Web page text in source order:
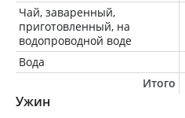
Чай, заваренный,
приготовленный, на
водопроводной воде
Вода
Итого
Ужин